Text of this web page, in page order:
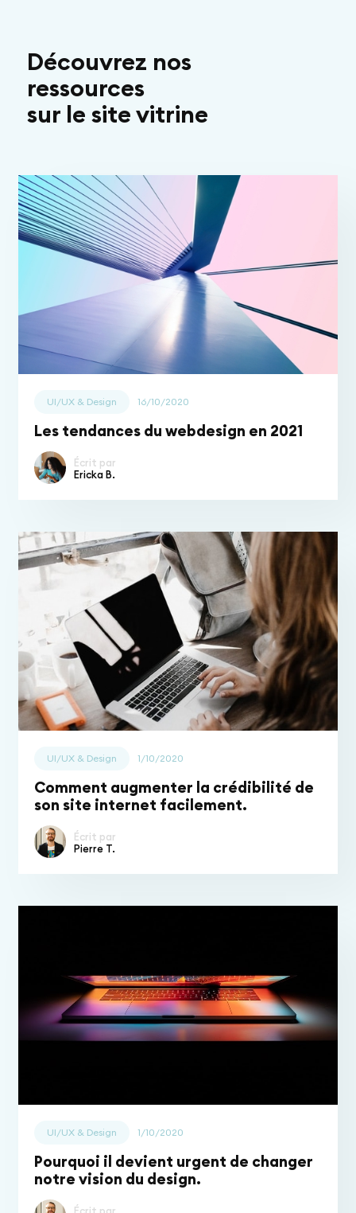
Découvrez nos
ressources
sur le site vitrine
UI/UX & Design 16/10/2020
Les tendances du webdesign en 2021
Écrit par
Ericka B.
UI/UX & Design 1/10/2020
Comment augmenter la crédibilité de
son site internet facilement.
Écrit par
Pierre T.
UI/UX & Design 1/10/2020
Pourquoi il devient urgent de changer
notre vision du design.